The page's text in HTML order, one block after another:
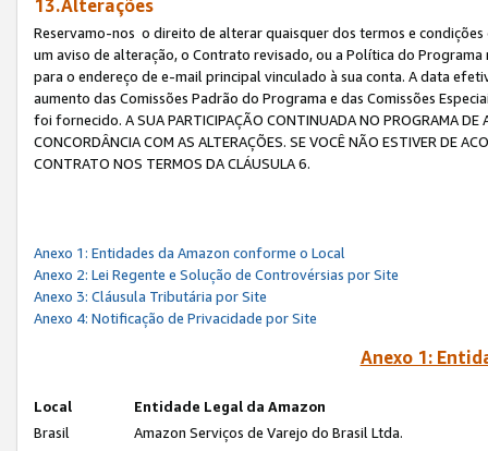
13.Alterações
Reservamo-nos o direito de alterar quaisquer dos termos e
um aviso de alteração, o Contrato revisado, ou a Política do
para o endereço de e-mail principal vinculado à sua conta. A data
aumento das Comissões Padrão do Programa e das Comissões
foi fornecido. A SUA PARTICIPAÇÃO CONTINUADA NO PROGRAMA DE
CONCORDÂNCIA COM AS ALTERAÇÕES. SE VOCÊ NÃO ESTIVER DE
CONTRATO NOS TERMOS DA CLÁUSULA 6.
Anexo 1: Entidades da Amazon conforme o Local
Anexo 2: Lei Regente e Solução de Controvérsias por Site
Anexo 3: Cláusula Tributária por Site
Anexo 4: Notificação de Privacidade por Site
Anexo 1:
Local
Entidade Legal da Amazon
Brasil
Amazon Serviços de Varejo do Brasil Ltda.